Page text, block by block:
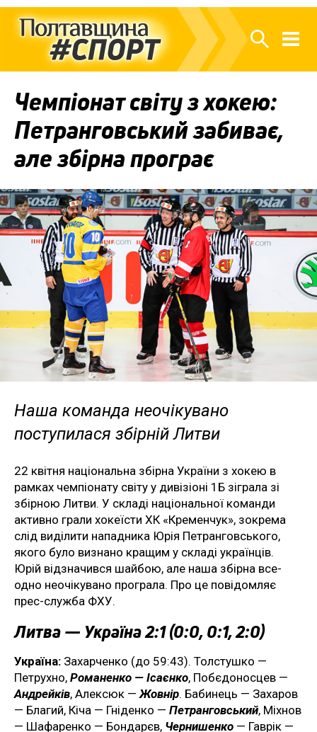
Чемпіонат світу з хокею:
Петранговський забиває,
але збірна програє
Наша команда неочікувано
поступилася збірній Литви
22 квітня національна збірна України з хокею в
рамках чемпіонату світу у дивізіоні 1Б зіграла зі
збірною Литви. У складі національної команди
активно грали хокеїсти ХК «Кременчук», зокрема
слід виділити нападника Юрія Петранговського,
якого було визнано кращим у складі українців.
Юрій відзначився шайбою, але наша збірна все-
одно неочікувано програла. Про це повідомляє
прес-служба ФХУ.
Литва — Україна 2:1 (0:0, 0:1, 2:0)
Україна: Захарченко (до 59:43). Толстушко —
Петрухно, Романенко — Ісаєнко, Побєдоносцев —
Андрейків, Алексюк — Жовнір. Бабинець — Захаров
— Благий, Кіча — Гніденко — Петранговський, Міхнов
— Шафаренко — Бондарєв, Чернишенко — Гаврік —